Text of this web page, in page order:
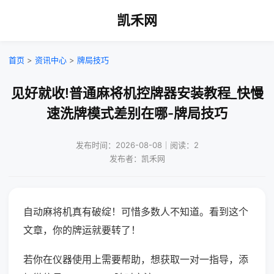
凯禾网
首页 > 资讯中心 > 牌局技巧
见好就收!普通麻将机控牌器安装教程_快慢
速洗牌模式差别在哪-牌局技巧
发布时间：2026-08-08｜阅读：2
发布者：凯禾网
自动麻将机真有破绽！可惜多数人不知道。看到这个
文章，你的牌运就要转了！
若你在仪器使用上需要帮助，想获取一对一指导，添